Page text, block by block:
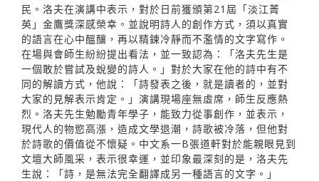
民。洛夫在演講中表示，對於日前獲頒第21屆「淡江菁
英」金鷹獎深感榮幸。並說明詩人的創作方式，須以真實
的語言在心中醞釀，再以精鍊冷靜而不濫情的文字寫作。
在場與會師生紛紛提出看法，並一致認為：「洛夫先生是
一個敢於嘗試及蛻變的詩人。」對於大家在他的詩中有不
同的解讀方式，他說：「詩發表之後，就是讀者的，並對
大家的見解表示肯定。」演講現場座無虛席，師生反應熱
烈。洛夫先生勉勵青年學子，能致力從事創作，並表示，
現代人的物慾高漲，造成文學退潮，詩歌被冷落，但他對
於詩歌的價值從不懷疑。中文系一B張道軒對於能親眼見到
文壇大師風采，表示很幸運，並印象最深刻的是，洛夫先
生說：「詩，是無法完全翻譯成另一種語言的文字。」